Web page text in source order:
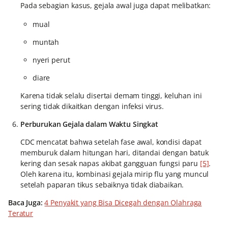
Pada sebagian kasus, gejala awal juga dapat melibatkan:
mual
muntah
nyeri perut
diare
Karena tidak selalu disertai demam tinggi, keluhan ini
sering tidak dikaitkan dengan infeksi virus.
Perburukan Gejala dalam Waktu Singkat
CDC mencatat bahwa setelah fase awal, kondisi dapat
memburuk dalam hitungan hari, ditandai dengan batuk
kering dan sesak napas akibat gangguan fungsi paru [5].
Oleh karena itu, kombinasi gejala mirip flu yang muncul
setelah paparan tikus sebaiknya tidak diabaikan.
Baca Juga: 4 Penyakit yang Bisa Dicegah dengan Olahraga
Teratur